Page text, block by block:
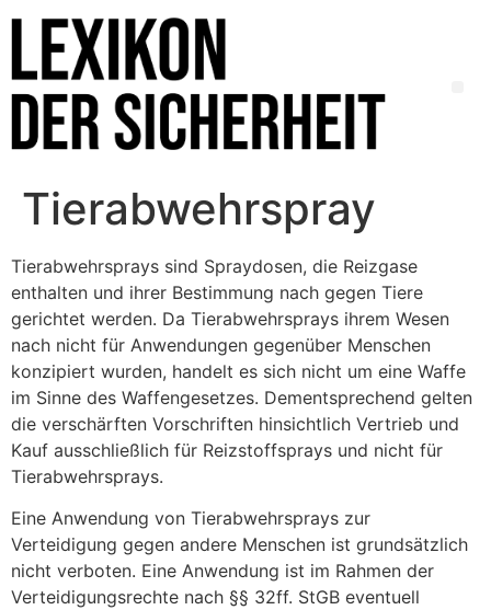
Tierabwehrspray
Tierabwehrsprays sind Spraydosen, die Reizgase
enthalten und ihrer Bestimmung nach gegen Tiere
gerichtet werden. Da Tierabwehrsprays ihrem Wesen
nach nicht für Anwendungen gegenüber Menschen
konzipiert wurden, handelt es sich nicht um eine Waffe
im Sinne des Waffengesetzes. Dementsprechend gelten
die verschärften Vorschriften hinsichtlich Vertrieb und
Kauf ausschließlich für Reizstoffsprays und nicht für
Tierabwehrsprays.
Eine Anwendung von Tierabwehrsprays zur
Verteidigung gegen andere Menschen ist grundsätzlich
nicht verboten. Eine Anwendung ist im Rahmen der
Verteidigungsrechte nach §§ 32ff. StGB eventuell